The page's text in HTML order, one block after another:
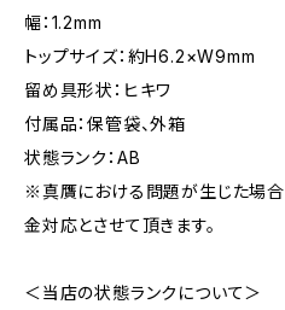
幅：1.2mm
トップサイズ：約H6.2×W9mm
留め具形状：ヒキワ
付属品：保管袋、外箱
状態ランク：AB
※真贋における問題が生じた場
金対応とさせて頂きます。
＜当店の状態ランクについて＞